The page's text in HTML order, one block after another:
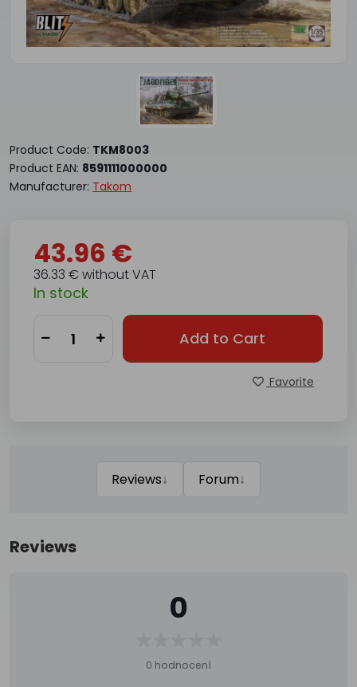
Product Code: TKM8003
Product EAN: 8591111000000
Manufacturer: Takom
43.96 €
36.33 € without VAT
In stock
Add to Cart
Favorite
Reviews↓ Forum↓
Reviews
0
0 hodnocení